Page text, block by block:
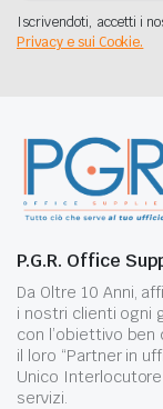
Iscrivendoti, accetti i
Privacy e sui Cookie.
P.G.R. Office
Da Oltre 10 Anni,
i nostri clienti ogni
con l’obiettivo ben
il loro “Partner in
Unico
servizi.